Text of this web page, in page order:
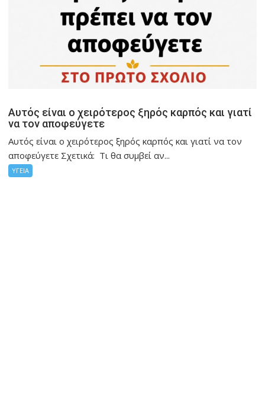
Αυτός είναι ο χειρότερος ξηρός καρπός και γιατί
να τον αποφεύγετε
Αυτός είναι ο χειρότερος ξηρός καρπός και γιατί να τον
αποφεύγετε Σχετικά: Τι θα συμβεί αν...
ΥΓΕΙΑ